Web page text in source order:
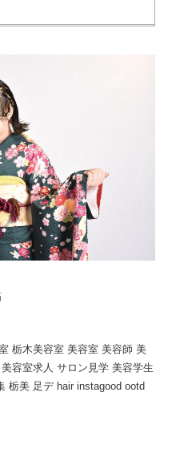
栃木美容室 美容室 美容師 美
容室求人 サロン見学 美容学生
栃美 足デ hair instagood ootd